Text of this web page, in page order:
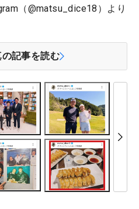
（@matsu_dice18）より
の記事を読む